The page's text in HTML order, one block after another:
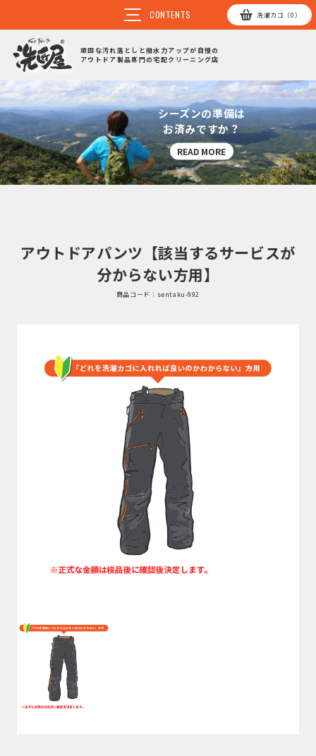
頑固な汚れ落としと撥水力アップが自慢の
アウトドア製品専門の宅配クリーニング店
洗濯カゴ（0）
シーズンの準備は
お済みですか？
READ MORE
アウトドアパンツ【該当するサービスが
分からない方用】
商品コード： sentaku-992